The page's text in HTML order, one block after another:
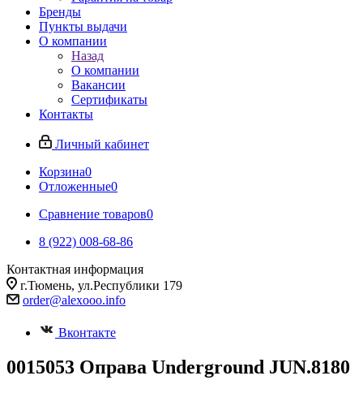
Бренды
Пункты выдачи
О компании
Назад
О компании
Вакансии
Сертификаты
Контакты
Личный кабинет
Корзина0
Отложенные0
Сравнение товаров0
8 (922) 008-68-86
Контактная информация
г.Тюмень, ул.Республики 179
order@alexooo.info
Вконтакте
0015053 Оправа Underground JUN.8180